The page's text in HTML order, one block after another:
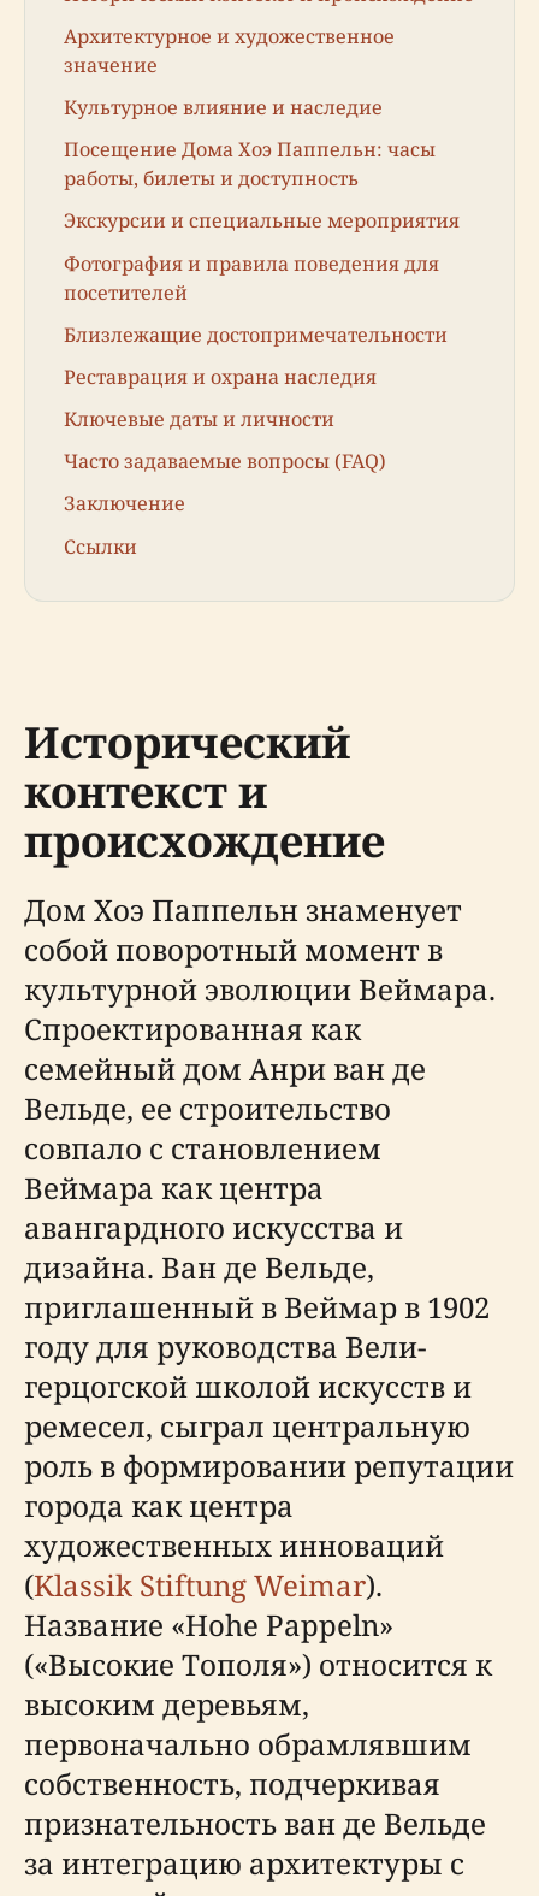
Архитектурное и художественное
значение
Культурное влияние и наследие
Посещение Дома Хоэ Паппельн: часы
работы, билеты и доступность
Экскурсии и специальные мероприятия
Фотография и правила поведения для
посетителей
Близлежащие достопримечательности
Реставрация и охрана наследия
Ключевые даты и личности
Часто задаваемые вопросы (FAQ)
Заключение
Ссылки
Исторический
контекст и
происхождение
Дом Хоэ Паппельн знаменует
собой поворотный момент в
культурной эволюции Веймара.
Спроектированная как
семейный дом Анри ван де
Вельде, ее строительство
совпало с становлением
Веймара как центра
авангардного искусства и
дизайна. Ван де Вельде,
приглашенный в Веймар в 1902
году для руководства Вели-
герцогской школой искусств и
ремесел, сыграл центральную
роль в формировании репутации
города как центра
художественных инноваций
(Klassik Stiftung Weimar).
Название «Hohe Pappeln»
(«Высокие Тополя») относится к
высоким деревьям,
первоначально обрамлявшим
собственность, подчеркивая
признательность ван де Вельде
за интеграцию архитектуры с